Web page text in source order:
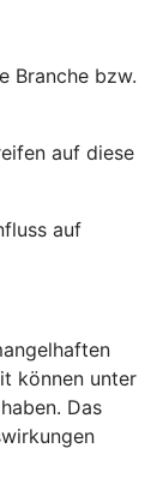
Branche bzw.
auf diese
auf
können unter
Das